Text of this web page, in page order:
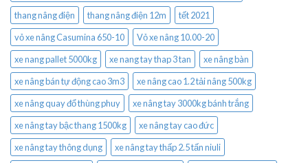
thang nâng điện
thang nâng điện 12m
tết 2021
vỏ xe nâng Casumina 650-10
Vỏ xe nâng 10.00-20
xe nang pallet 5000kg
xe nang tay thap 3 tan
xe nâng bàn
xe nâng bán tự động cao 3m3
xe nâng cao 1.2 tải nâng 500kg
xe nâng quay đổ thùng phuy
xe nâng tay 3000kg bánh trắng
xe nâng tay bậc thang 1500kg
xe nâng tay cao đức
xe nâng tay thông dụng
xe nâng tay thấp 2.5 tấn niuli